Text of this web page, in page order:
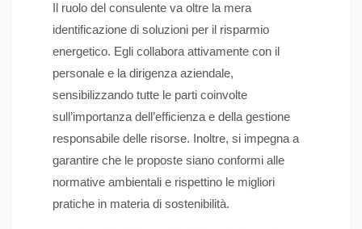
Il ruolo del consulente va oltre la mera
identificazione di soluzioni per il risparmio
energetico. Egli collabora attivamente con il
personale e la dirigenza aziendale,
sensibilizzando tutte le parti coinvolte
sull’importanza dell’efficienza e della gestione
responsabile delle risorse. Inoltre, si impegna a
garantire che le proposte siano conformi alle
normative ambientali e rispettino le migliori
pratiche in materia di sostenibilità.